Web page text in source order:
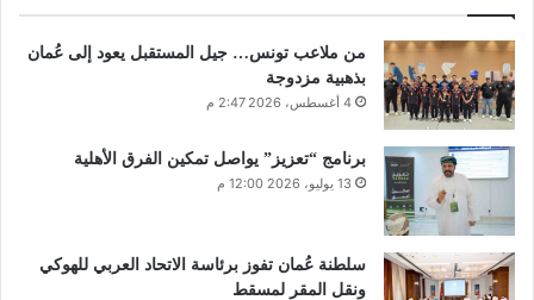
من ملاعب تونس… جيل المستقبل يعود إلى عُمان
بذهبية مزدوجة
4 أغسطس، 2026 2:47 م
برنامج “تعزيز” يواصل تمكين الفرق الأهلية
13 يوليو، 2026 12:00 م
سلطنة عُمان تفوز برئاسة الاتحاد العربي للهوكي
ونقل المقر لمسقط